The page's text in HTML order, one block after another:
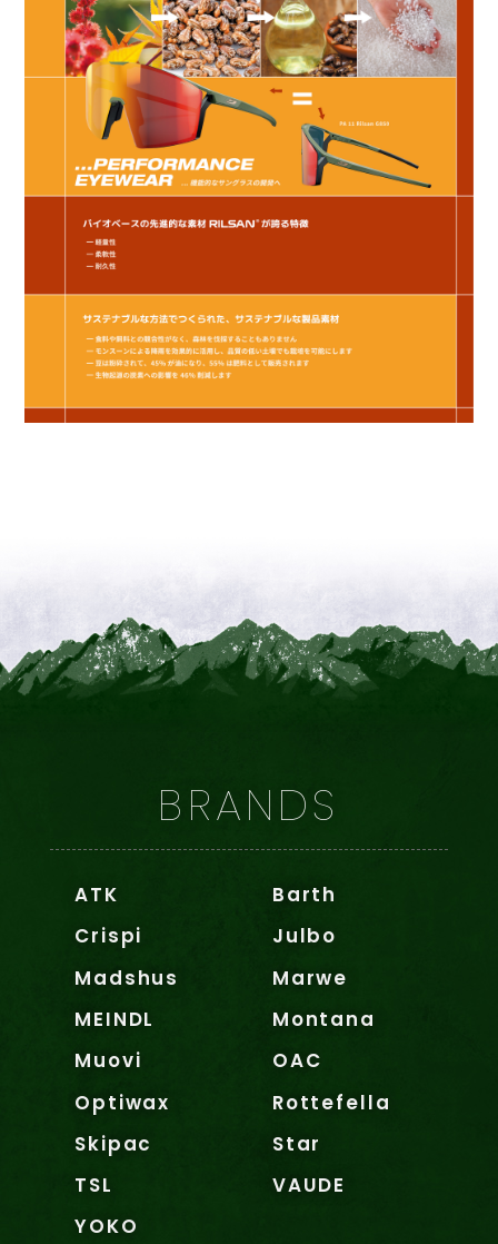
BRANDS
ATK
Barth
Crispi
Julbo
Madshus
Marwe
MEINDL
Montana
Muovi
OAC
Optiwax
Rottefella
Skipac
Star
TSL
VAUDE
YOKO